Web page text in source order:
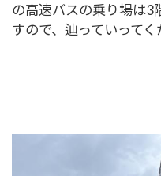
の高速バスの乗り場は3
すので、辿っていってく